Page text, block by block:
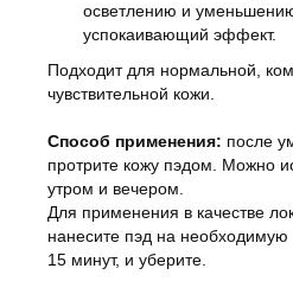
осветлению и
успокаивающий эффект.
Подходит для нормальной,
чувствительной кожи.
Способ применения: после
протрите кожу пэдом. Можно
утром и вечером.
Для применения в качестве
нанесите пэд на необходимую
15 минут, и уберите.